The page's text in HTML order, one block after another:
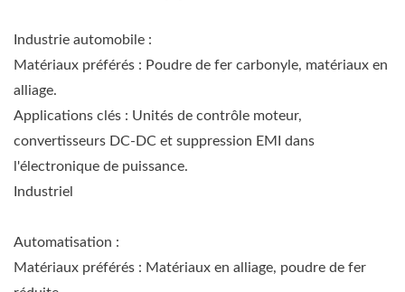
Industrie automobile :
Matériaux préférés : Poudre de fer carbonyle, matériaux en
alliage.
Applications clés : Unités de contrôle moteur,
convertisseurs DC-DC et suppression EMI dans
l'électronique de puissance.
Industriel
Automatisation :
Matériaux préférés : Matériaux en alliage, poudre de fer